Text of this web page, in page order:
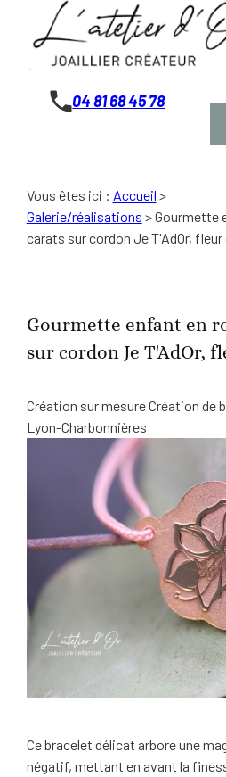
04 81 68 45 78
Vous êtes ici : Accueil >
Galerie/réalisations >Gourmette
carats sur cordon Je T'AdOr, fleur
Gourmette enfant en
sur cordon Je T'AdOr,
Création sur mesureCréation de
Lyon-Charbonnières
Ce bracelet délicat arbore une
négatif, mettant en avant la
Panneau de gestion des cookies